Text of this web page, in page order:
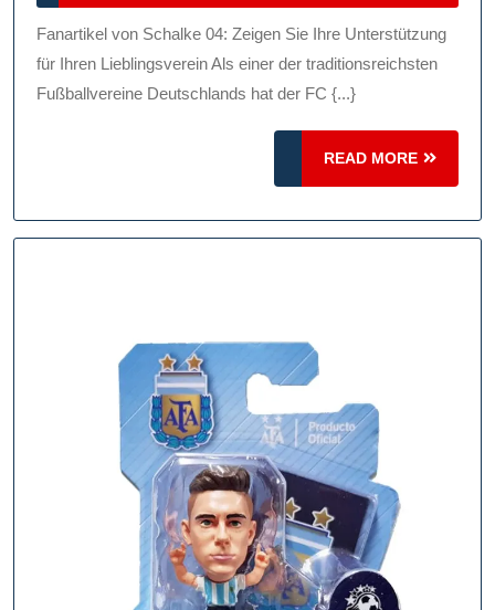
Von
Sie
2026
Fanartikel von Schalke 04: Zeigen Sie Ihre Unterstützung
für Ihren Lieblingsverein Als einer der traditionsreichsten
Fußballvereine Deutschlands hat der FC {...}
READ MORE
READ
MORE